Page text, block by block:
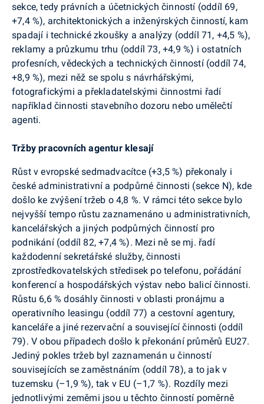
sekce, tedy právních a účetnických činností (oddíl 69,
+7,4 %), architektonických a inženýrských činností, kam
spadají i technické zkoušky a analýzy (oddíl 71, +4,5 %),
reklamy a průzkumu trhu (oddíl 73, +4,9 %) i ostatních
profesních, vědeckých a technických činností (oddíl 74,
+8,9 %), mezi něž se spolu s návrhářskými,
fotografickými a překladatelskými činnostmi řadí
například činnosti stavebního dozoru nebo umělečtí
agenti.
Tržby pracovních agentur klesají
Růst v evropské sedmadvacítce (+3,5 %) překonaly i
české administrativní a podpůrné činnosti (sekce N), kde
došlo ke zvýšení tržeb o 4,8 %. V rámci této sekce bylo
nejvyšší tempo růstu zaznamenáno u administrativních,
kancelářských a jiných podpůrných činností pro
podnikání (oddíl 82, +7,4 %). Mezi ně se mj. řadí
každodenní sekretářské služby, činnosti
zprostředkovatelských středisek po telefonu, pořádání
konferencí a hospodářských výstav nebo balicí činnosti.
Růstu 6,6 % dosáhly činnosti v oblasti pronájmu a
operativního leasingu (oddíl 77) a cestovní agentury,
kanceláře a jiné rezervační a související činnosti (oddíl
79). V obou případech došlo k překonání průměrů EU27.
Jediný pokles tržeb byl zaznamenán u činností
souvisejících se zaměstnáním (oddíl 78), a to jak v
tuzemsku (–1,9 %), tak v EU (–1,7 %). Rozdíly mezi
jednotlivými zeměmi jsou u těchto činností poměrně